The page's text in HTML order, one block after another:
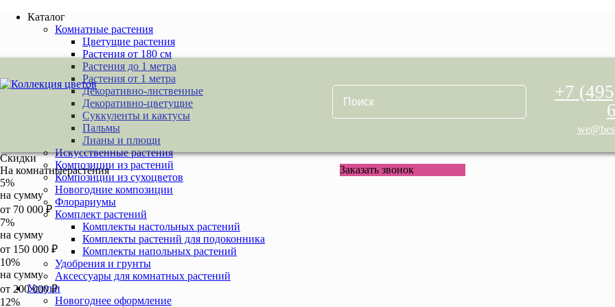
Каталог
Комнатные растения
Цветущие растения
Растения от 180 см
Растения до 1 метра
Растения от 1 метра
Декоративно-лиственные
Декоративно-цветущие
Суккуленты и кактусы
Пальмы
Лианы и плющи
Искусственные растения
Композиции из растений
Композиции из сухоцветов
Новогодние композиции
Флорариумы
Комплект растений
Комплекты настольных растений
Комплекты растений для подоконника
Комплекты напольных растений
Удобрения и грунты
Аксессуары для комнатных растений
Услуги
Новогоднее оформление
+7
Заказать звонок
Скидки
На комнатныерастения
5%
на сумму
от 70 000 ₽
7%
на сумму
от 150 000 ₽
10%
на сумму
от 200 000₽
12%